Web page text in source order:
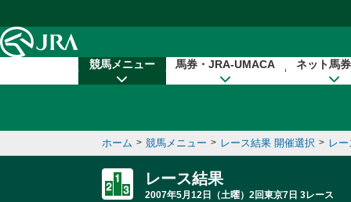
競馬メニュー 馬券・JRA-UMACA ネット馬
ホーム > 競馬メニュー > レース結果 開催選択 > レ
レース結果
2007年5月12日（土曜）2回東京7日 3レース